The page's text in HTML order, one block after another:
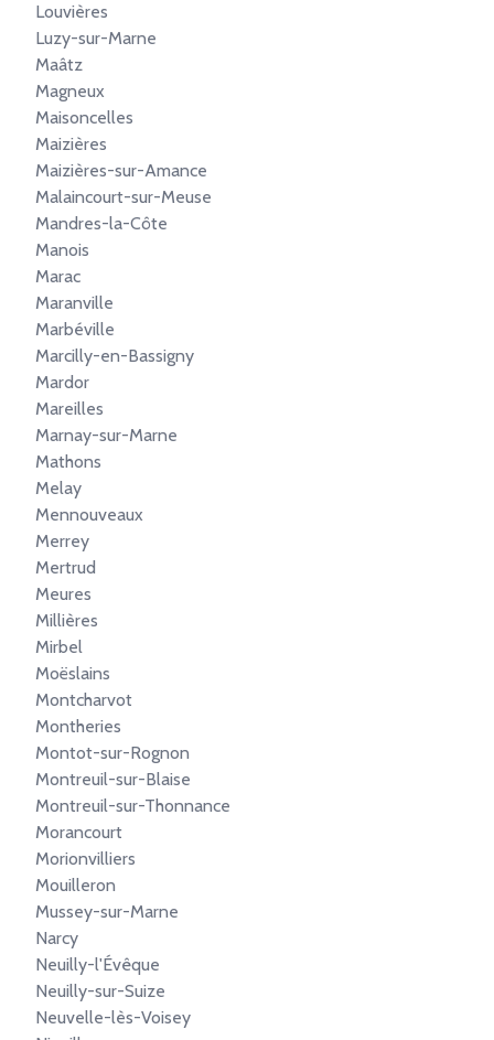
Louvières
Luzy-sur-Marne
Maâtz
Magneux
Maisoncelles
Maizières
Maizières-sur-Amance
Malaincourt-sur-Meuse
Mandres-la-Côte
Manois
Marac
Maranville
Marbéville
Marcilly-en-Bassigny
Mardor
Mareilles
Marnay-sur-Marne
Mathons
Melay
Mennouveaux
Merrey
Mertrud
Meures
Millières
Mirbel
Moëslains
Montcharvot
Montheries
Montot-sur-Rognon
Montreuil-sur-Blaise
Montreuil-sur-Thonnance
Morancourt
Morionvilliers
Mouilleron
Mussey-sur-Marne
Narcy
Neuilly-l'Évêque
Neuilly-sur-Suize
Neuvelle-lès-Voisey